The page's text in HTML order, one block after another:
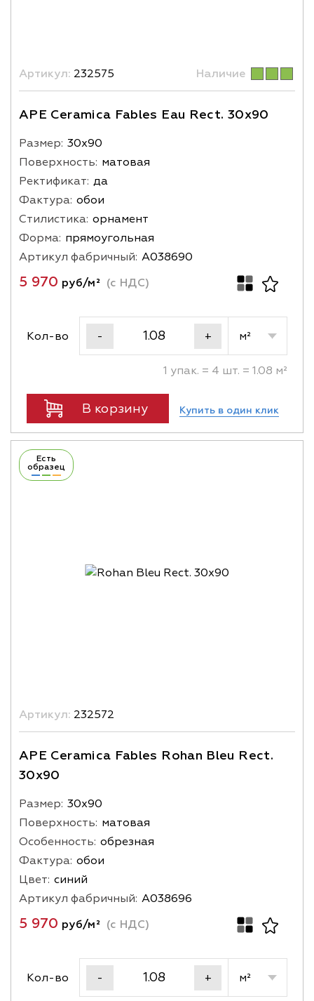
Артикул: 232575 Наличие
APE Ceramica Fables Eau Rect. 30x90
Размер: 30х90
Поверхность: матовая
Ректификат: да
Фактура: обои
Стилистика: орнамент
Форма: прямоугольная
Артикул фабричный: A038690
5 970 руб/м² (с НДС)
Кол-во - + м²
1 упак. = 4 шт. = 1.08 м²
В корзину Купить в один клик
Есть
образец
Артикул: 232572
APE Ceramica Fables Rohan Bleu Rect.
30x90
Размер: 30х90
Поверхность: матовая
Особенность: обрезная
Фактура: обои
Цвет: синий
Артикул фабричный: A038696
5 970 руб/м² (с НДС)
Кол-во - + м²